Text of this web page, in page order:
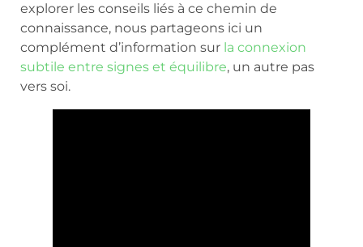
explorer les conseils liés à ce chemin de
connaissance, nous partageons ici un
complément d’information sur la connexion
subtile entre signes et équilibre, un autre pas
vers soi.